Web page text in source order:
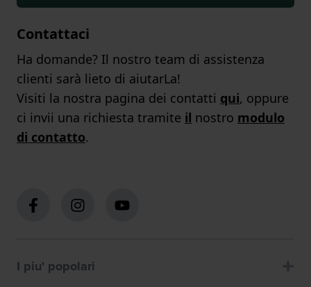
Contattaci
Ha domande? Il nostro team di assistenza
clienti sarà lieto di aiutarLa!
Visiti la nostra pagina dei contatti qui, oppure
ci invii una richiesta tramite il nostro modulo
di contatto.
I piu' popolari